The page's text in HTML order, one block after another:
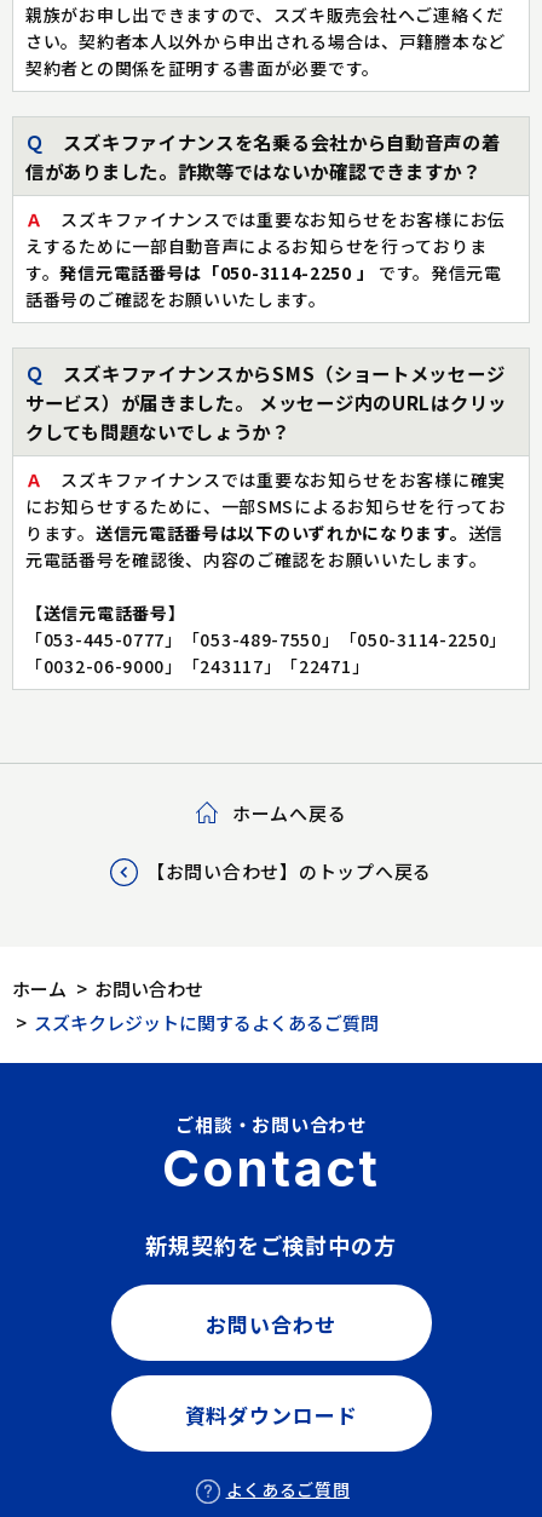
親族がお申し出できますので、スズキ販売会社へご連絡くだ
さい。契約者本人以外から申出される場合は、戸籍謄本など
契約者との関係を証明する書面が必要です。
Ｑ
スズキファイナンスを名乗る会社から自動音声の着
信がありました。詐欺等ではないか確認できますか？
Ａ
スズキファイナンスでは重要なお知らせをお客様にお伝
えするために一部自動音声によるお知らせを行っておりま
す。発信元電話番号は「050-3114-2250 」
です。発信元電
話番号のご確認をお願いいたします。
Ｑ
スズキファイナンスからSMS（ショートメッセージ
サービス）が届きました。 メッセージ内のURLはクリッ
クしても問題ないでしょうか？
Ａ
スズキファイナンスでは重要なお知らせをお客様に確実
にお知らせするために、一部SMSによるお知らせを行ってお
ります。 送信元電話番号は以下のいずれかになります。 送信
元電話番号を確認後、内容のご確認をお願いいたします。
【送信元電話番号】
「053-445-0777」「053-489-7550」「050-3114-2250」
「0032-06-9000」「243117」「22471」
【お問い合わせ】のトップへ戻る
ホームへ戻る
ホーム > お問い合わせ
> スズキクレジットに関するよくあるご質問
Contact
ご相談・お問い合わせ
新規契約をご検討中の方
お問い合わせ
資料ダウンロード
よくあるご質問